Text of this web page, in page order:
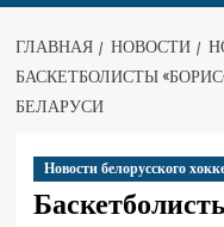
ГЛАВНАЯ НОВОСТИ
БАСКЕТБОЛИСТЫ
БЕЛАРУСИ
Новости белорусского